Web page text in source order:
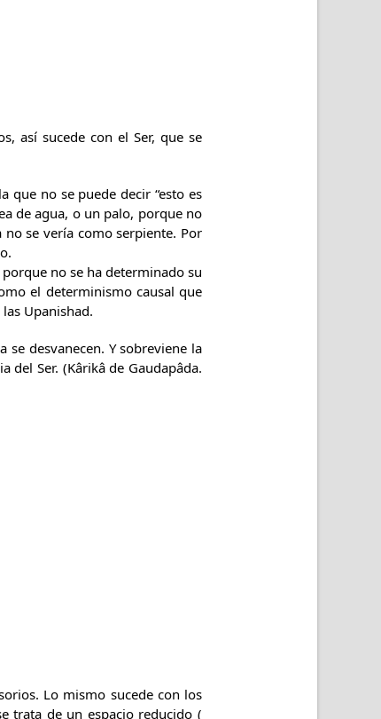
así sucede con el Ser, que se
que no se puede decir “esto es
de agua, o un palo, porque no
no se vería como serpiente. Por
no se ha determinado su
el determinismo causal que
Upanishad.
se desvanecen. Y sobreviene la
del Ser. (Kârikâ de Gaudapâda.
Lo mismo sucede con los
trata de un espacio reducido (